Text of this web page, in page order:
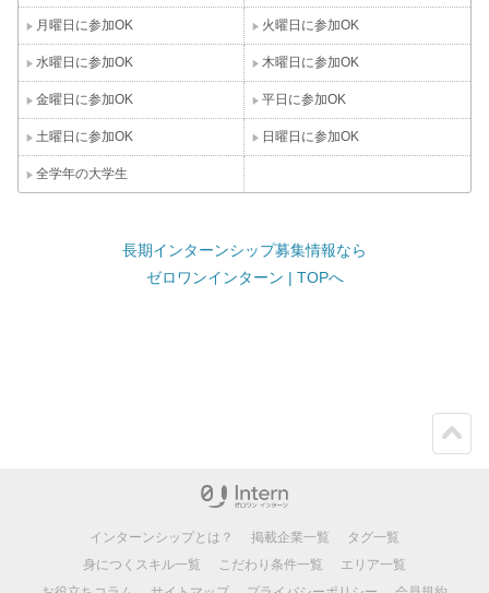
月曜日に参加OK 火曜日に参加OK
水曜日に参加OK 木曜日に参加OK
金曜日に参加OK 平日に参加OK
土曜日に参加OK 日曜日に参加OK
全学年の大学生
長期インターンシップ募集情報なら
ゼロワンインターン | TOPへ
インターンシップとは？ 掲載企業一覧
タグ一覧
身につくスキル一覧
こだわり条件一覧
エリア一覧